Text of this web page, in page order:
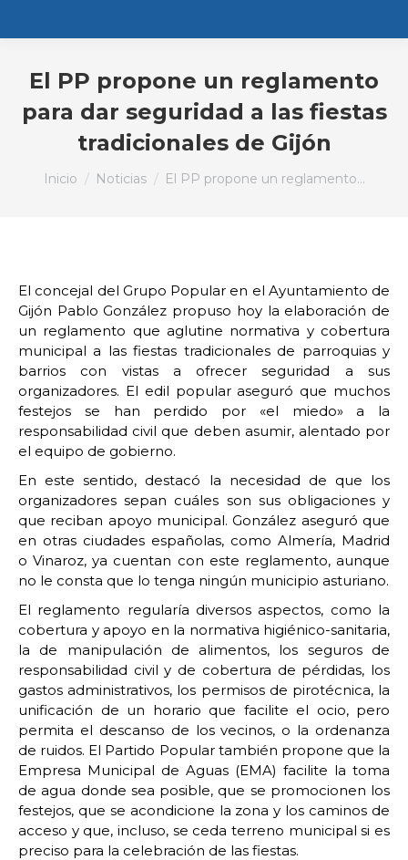
El PP propone un reglamento
para dar seguridad a las fiestas
tradicionales de Gijón
Estás aquí:
Inicio Noticias El PP propone un reglamento…
El concejal del Grupo Popular en el Ayuntamiento de
Gijón Pablo González propuso hoy la elaboración de
un reglamento que aglutine normativa y cobertura
municipal a las fiestas tradicionales de parroquias y
barrios con vistas a ofrecer seguridad a sus
organizadores. El edil popular aseguró que muchos
festejos se han perdido por «el miedo» a la
responsabilidad civil que deben asumir, alentado por
el equipo de gobierno.
En este sentido, destacó la necesidad de que los
organizadores sepan cuáles son sus obligaciones y
que reciban apoyo municipal. González aseguró que
en otras ciudades españolas, como Almería, Madrid
o Vinaroz, ya cuentan con este reglamento, aunque
no le consta que lo tenga ningún municipio asturiano.
El reglamento regularía diversos aspectos, como la
cobertura y apoyo en la normativa higiénico-sanitaria,
la de manipulación de alimentos, los seguros de
responsabilidad civil y de cobertura de pérdidas, los
gastos administrativos, los permisos de pirotécnica, la
unificación de un horario que facilite el ocio, pero
permita el descanso de los vecinos, o la ordenanza
de ruidos. El Partido Popular también propone que la
Empresa Municipal de Aguas (EMA) facilite la toma
de agua donde sea posible, que se promocionen los
festejos, que se acondicione la zona y los caminos de
acceso y que, incluso, se ceda terreno municipal si es
preciso para la celebración de las fiestas.